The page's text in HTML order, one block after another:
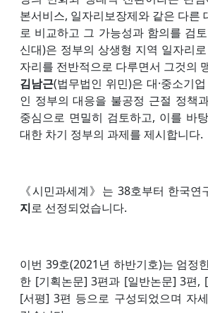
본서비스, 일자리보장제와 같은 다른
로 비교하고 그 가능성과 함의를 검
신대)은 정부의 상생형 지역 일자리
자리를 전반적으로 다루면서 그것의
김남근(법무법인 위민)은 대·중소기
인 정부의 대응을 불공정 근절 정책
중심으로 면밀히 검토하고, 이를 바
대한 차기 정부의 과제를 제시합니다.
《시민과세계》는 38호부터 한국연
지로 선정되었습니다.
이번 39호(2021년 하반기호)는 엄정
한 [기획논문] 3편과 [일반논문] 3편,
[서평] 3편 등으로 구성되었으며 자